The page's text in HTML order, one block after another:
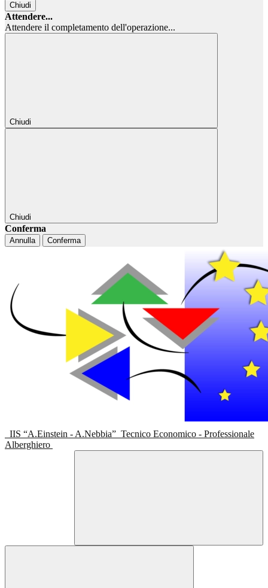
Chiudi
Attendere...
Attendere il completamento dell'operazione...
Chiudi
Chiudi
Conferma
Annulla Conferma
IIS “A.Einstein - A.Nebbia” Tecnico Economico - Professionale
Alberghiero